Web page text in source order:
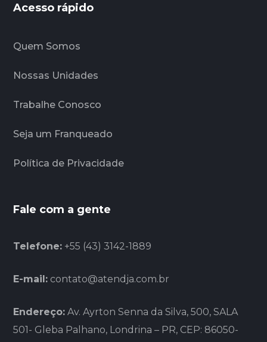
Acesso rápido
Quem Somos
Nossas Unidades
Trabalhe Conosco
Seja um Franqueado
Política de Privacidade
Fale com a gente
Telefone: +55 (43) 3142-1889
E-mail: contato@atendja.com.br
Endereço: Av. Ayrton Senna da Silva, 500, SALA
501- Gleba Palhano, Londrina – PR, CEP: 86050-